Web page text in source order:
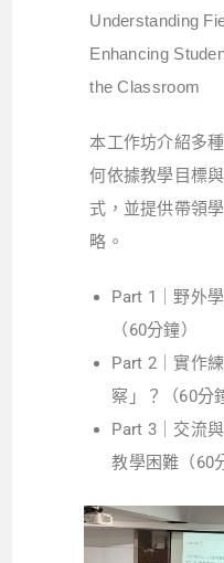
Understanding
Enhancing
the Classroom
本工作坊介紹多
何依據教學目標
式，並提供帶領
略。
Part 1｜野外
（60分鐘）
Part 2｜實作
察」？（60分
Part 3｜交流
教學困難（60